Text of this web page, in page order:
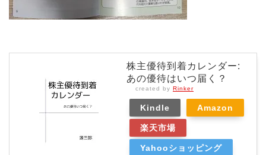
株主優待到着カレンダー:
あの優待はいつ届く？
created by Rinker
Kindle Amazon
楽天市場
Yahooショッピング